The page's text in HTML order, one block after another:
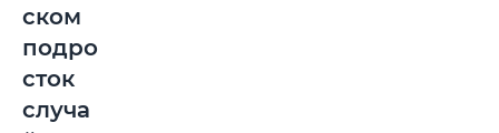
ском
подро
сток
случа